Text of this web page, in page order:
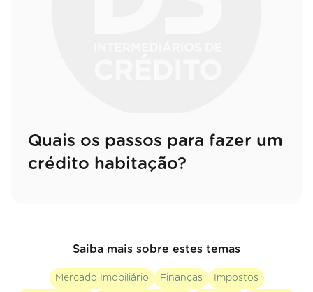
Quais os passos para fazer um
crédito habitação?
Saiba mais sobre estes temas
Mercado Imobiliário Finanças Impostos